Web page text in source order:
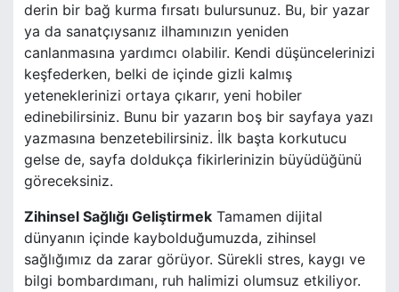
derin bir bağ kurma fırsatı bulursunuz. Bu, bir yazar
ya da sanatçıysanız ilhamınızın yeniden
canlanmasına yardımcı olabilir. Kendi düşüncelerinizi
keşfederken, belki de içinde gizli kalmış
yeteneklerinizi ortaya çıkarır, yeni hobiler
edinebilirsiniz. Bunu bir yazarın boş bir sayfaya yazı
yazmasına benzetebilirsiniz. İlk başta korkutucu
gelse de, sayfa doldukça fikirlerinizin büyüdüğünü
göreceksiniz.
Zihinsel Sağlığı Geliştirmek Tamamen dijital
dünyanın içinde kaybolduğumuzda, zihinsel
sağlığımız da zarar görüyor. Sürekli stres, kaygı ve
bilgi bombardımanı, ruh halimizi olumsuz etkiliyor.